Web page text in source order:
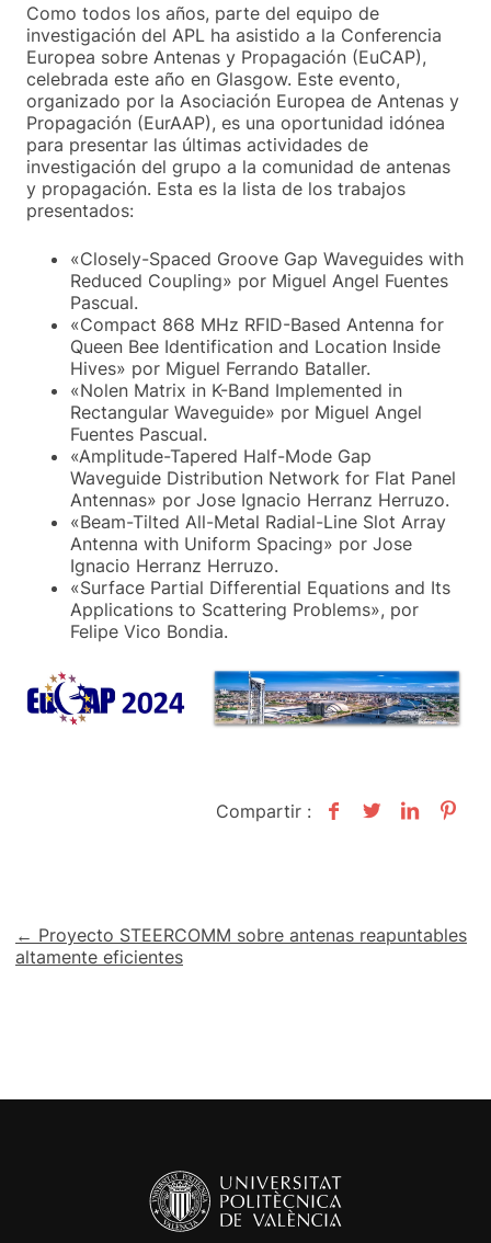
Como todos los años, parte del equipo de
investigación del APL ha asistido a la Conferencia
Europea sobre Antenas y Propagación (EuCAP),
celebrada este año en Glasgow. Este evento,
organizado por la Asociación Europea de Antenas y
Propagación (EurAAP), es una oportunidad idónea
para presentar las últimas actividades de
investigación del grupo a la comunidad de antenas
y propagación. Esta es la lista de los trabajos
presentados:
«Closely-Spaced Groove Gap Waveguides with
Reduced Coupling» por Miguel Angel Fuentes
Pascual.
«Compact 868 MHz RFID-Based Antenna for
Queen Bee Identification and Location Inside
Hives» por Miguel Ferrando Bataller.
«Nolen Matrix in K-Band Implemented in
Rectangular Waveguide» por Miguel Angel
Fuentes Pascual.
«Amplitude-Tapered Half-Mode Gap
Waveguide Distribution Network for Flat Panel
Antennas» por Jose Ignacio Herranz Herruzo.
«Beam-Tilted All-Metal Radial-Line Slot Array
Antenna with Uniform Spacing» por Jose
Ignacio Herranz Herruzo.
«Surface Partial Differential Equations and Its
Applications to Scattering Problems», por
Felipe Vico Bondia.
Compartir :
Navegación
de
← Proyecto STEERCOMM sobre antenas reapuntables
altamente eficientes